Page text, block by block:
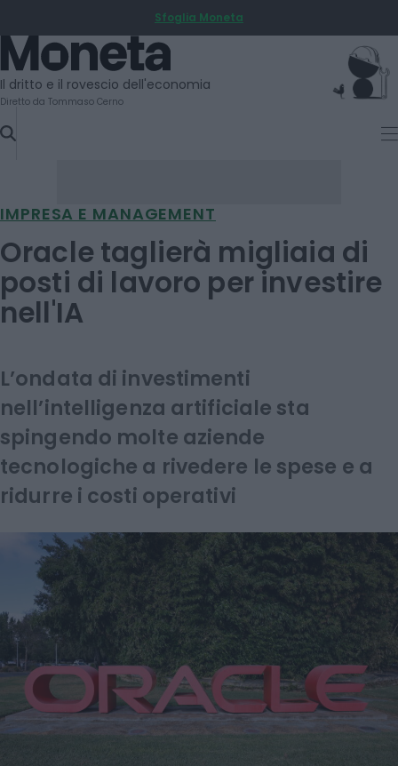
TO
CONTENT
Sfoglia Moneta
Moneta
Il dritto e il rovescio dell'economia
Diretto da Tommaso Cerno
IMPRESA E MANAGEMENT
Oracle taglierà migliaia di
posti di lavoro per investire
nell'IA
L’ondata di investimenti
nell’intelligenza artificiale sta
spingendo molte aziende
tecnologiche a rivedere le spese e a
ridurre i costi operativi